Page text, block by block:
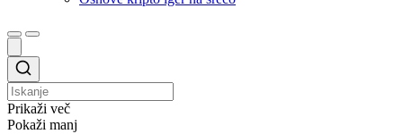
Prikaži več
Pokaži manj